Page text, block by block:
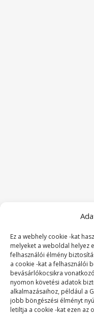
Ez a webhely cookie -kat
melyeket a weboldal helyez
felhasználói élmény
a cookie -kat a felhasználói
bevásárlókocsikra
nyomon követési adatok
alkalmazásaihoz, például a
jobb böngészési élményt
letiltja a cookie -kat ezen az